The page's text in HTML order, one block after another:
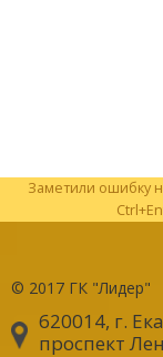
Заметили ошибку
© 2017 ГК "Лидер"
620014, г.
проспект